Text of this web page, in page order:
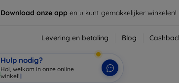
Download onze app en u kunt gemakkelijker winkelen!
Levering en betaling Blog
Hulp nodig?
Hoi, welkom in onze online
winkel!|